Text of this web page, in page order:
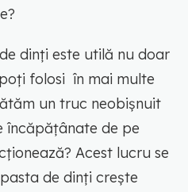
dinți este utilă nu doar
folosi în mai multe
un truc neobișnuit
încăpățânate de pe
Acest lucru se
de dinți crește